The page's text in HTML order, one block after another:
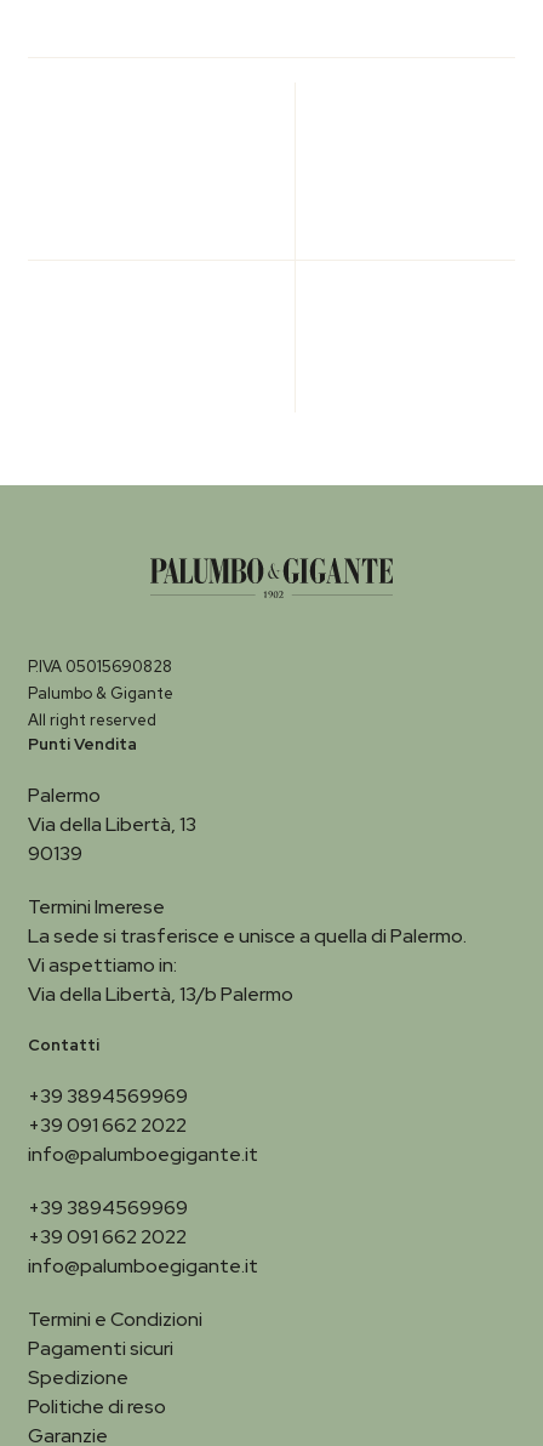
P.IVA 05015690828
Palumbo & Gigante
All right reserved
Punti Vendita
Palermo
Via della Libertà, 13
90139
Termini Imerese
La sede si trasferisce e unisce a quella di Palermo.
Vi aspettiamo in:
Via della Libertà, 13/b Palermo
Contatti
+39 3894569969
+39 091 662 2022
info@palumboegigante.it
+39 3894569969
+39 091 662 2022
info@palumboegigante.it
Termini e Condizioni
Pagamenti sicuri
Spedizione
Politiche di reso
Garanzie